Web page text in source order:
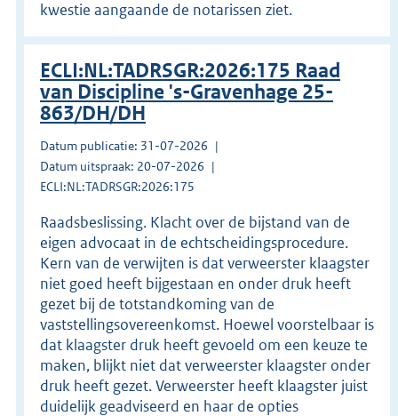
kwestie aangaande de notarissen ziet.
ECLI:NL:TADRSGR:2026:175 Raad
van Discipline 's-Gravenhage 25-
863/DH/DH
Datum publicatie: 31-07-2026
Datum uitspraak: 20-07-2026
ECLI:NL:TADRSGR:2026:175
Raadsbeslissing. Klacht over de bijstand van de
eigen advocaat in de echtscheidingsprocedure.
Kern van de verwijten is dat verweerster klaagster
niet goed heeft bijgestaan en onder druk heeft
gezet bij de totstandkoming van de
vaststellingsovereenkomst. Hoewel voorstelbaar is
dat klaagster druk heeft gevoeld om een keuze te
maken, blijkt niet dat verweerster klaagster onder
druk heeft gezet. Verweerster heeft klaagster juist
duidelijk geadviseerd en haar de opties